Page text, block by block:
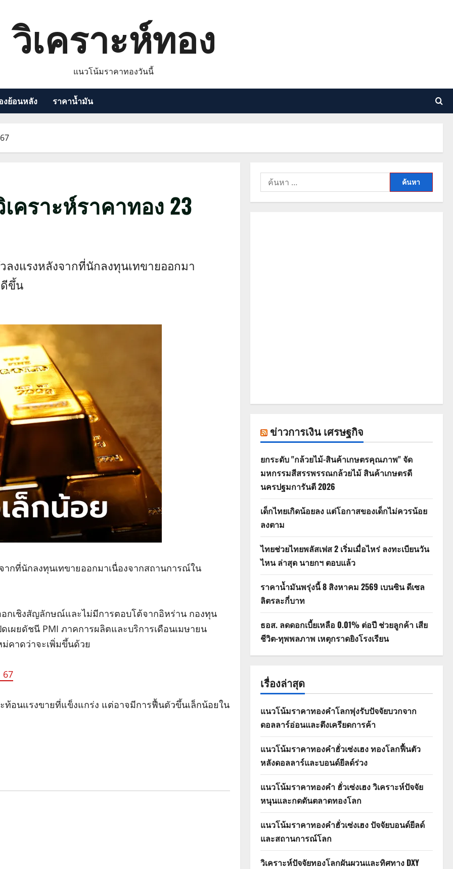
วิเคราะห์ทอง
แนวโน้มราคาทองวันนี้
งย้อนหลัง ราคาน้ำมัน
คราะห์ราคาทอง 23
งแรงหลังจากที่นักลงทุนเทขายออกมา
ขึ้น
ากที่นักลงทุนเทขายออกมาเนื่องจากสถานการณ์ใน
กเชิงสัญลักษณ์และไม่มีการตอบโต้จากอิหร่าน กองทุน
เผยดัชนี PMI ภาคการผลิตและบริการเดือนเมษายน
คาดว่าจะเพิ่มขึ้นด้วย
67
ท้อนแรงขายที่แข็งแกร่ง แต่อาจมีการฟื้นตัวขึ้นเล็กน้อยใน
ค้นหา
สำหรับ:
ข่าวการเงิน เศรษฐกิจ
ยกระดับ "กล้วยไม้-สินค้าเกษตรคุณภาพ" จัด
มหกรรมสีสรรพรรณกล้วยไม้ สินค้าเกษตรดี
นครปฐมการันตี 2026
เด็กไทยเกิดน้อยลง แต่โอกาสของเด็กไม่ควรน้อย
ลงตาม
ไทยช่วยไทยพลัสเฟส 2 เริ่มเมื่อไหร่ ลงทะเบียนวัน
ไหน ล่าสุด นายกฯ ตอบแล้ว
ราคาน้ำมันพรุ่งนี้ 8 สิงหาคม 2569 เบนซิน ดีเซล
ลิตรละกี่บาท
ธอส. ลดดอกเบี้ยเหลือ 0.01% ต่อปี ช่วยลูกค้า เสีย
ชีวิต-ทุพพลภาพ เหตุกราดยิงโรงเรียน
เรื่องล่าสุด
แนวโน้มราคาทองคำโลกพุ่งรับปัจจัยบวกจาก
ดอลลาร์อ่อนและตึงเครียดการค้า
แนวโน้มราคาทองคำฮั่วเซ่งเฮง ทองโลกฟื้นตัว
หลังดอลลาร์และบอนด์ยีลด์ร่วง
แนวโน้มราคาทองคำ ฮั่วเซ่งเฮง วิเคราะห์ปัจจัย
หนุนและกดดันตลาดทองโลก
แนวโน้มราคาทองคำฮั่วเซ่งเฮง ปัจจัยบอนด์ยีลด์
และสถานการณ์โลก
วิเคราะห์ปัจจัยทองโลกผันผวนและทิศทาง DXY